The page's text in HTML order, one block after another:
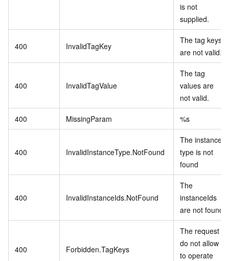
is not
supplied.
400 InvalidTagKey
The tag keys
are not valid.
400 InvalidTagValue
The tag
values are
not valid.
400 MissingParam %s
400 InvalidInstanceType.NotFound
The instance
type is not
found
400 InvalidInstanceIds.NotFound
The
instanceIds
are not found
400 Forbidden.TagKeys
The request
do not allow
to operate